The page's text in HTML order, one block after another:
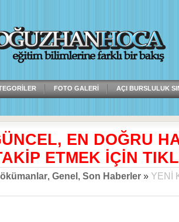
FOTO GALERI AÇI BURSLULUK
EN DOĞRU
ETMEK İÇİN
, Genel, Son Haberler » YENİ